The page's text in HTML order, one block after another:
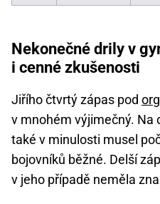
Nekonečné drily v
i cenné zkušenosti
Jiřího čtvrtý zápas pod
v mnohém výjimečný. Na
také v minulosti musel
bojovníků běžné. Delší
v jeho případě neměla